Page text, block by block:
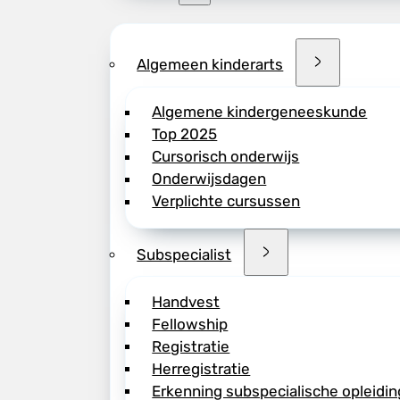
Algemeen kinderarts
Algemene kindergeneeskunde
Top 2025
Cursorisch onderwijs
Onderwijsdagen
Verplichte cursussen
Subspecialist
Handvest
Fellowship
Registratie
Herregistratie
Erkenning subspecialische